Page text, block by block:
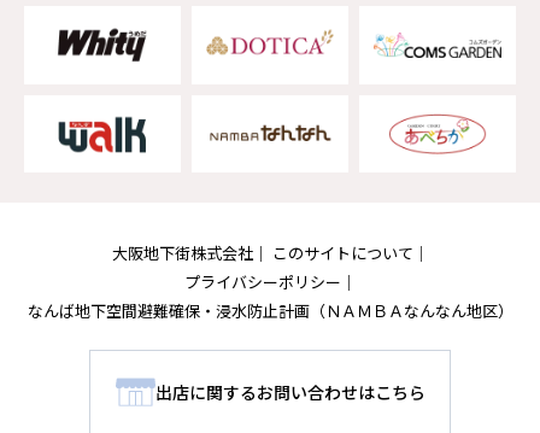
大阪地下街株式会社
このサイトについて
プライバシーポリシー
なんば地下空間避難確保・浸水防止計画（ＮＡＭＢＡなんなん地区）
出店に関するお問い合わせはこちら